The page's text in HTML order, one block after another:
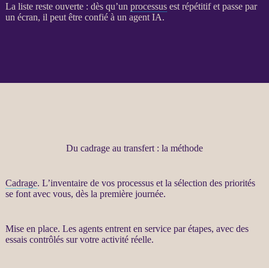
La liste reste ouverte : dès qu’un processusest répétitif et passe par
un écran, il peut être confié à un agent IA.
Du cadrage au transfert : la méthode
Cadrage. L’inventaire de vos processuset la sélection des priorités
se font avec vous, dès la première journée.
Mise en place. Les agentsentrent en service par étapes, avec des
essais contrôlés sur votre activité réelle.